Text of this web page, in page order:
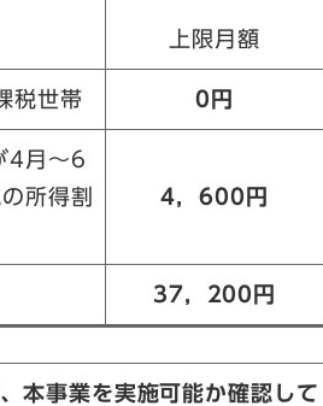
上限月額
税世帯 0円
4月～6
所得割
4，600円
37，200円
本事業を実施可能か確認して